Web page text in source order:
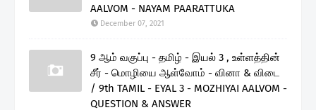
AALVOM - NAYAM PAARATTUKA
December 07, 2021
9 ஆம் வகுப்பு - தமிழ் - இயல் 3 , உள்ளத்தின்
சீர் - மொழியை ஆள்வோம் - வினா & விடை
/ 9th TAMIL - EYAL 3 - MOZHIYAI AALVOM -
QUESTION & ANSWER